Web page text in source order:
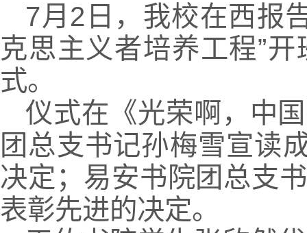
7月2日，我校在西报
克思主义者培养工程”
式。
仪式在《光荣啊，中
团总支书记孙梅雪宣读
决定；易安书院团总支
表彰先进的决定。